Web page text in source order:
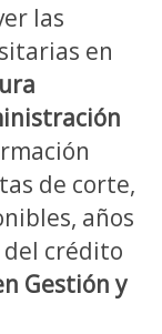
las
en
de corte,
años
crédito
Gestión y